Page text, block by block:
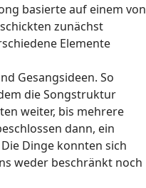
basierte auf einem von
zunächst
Elemente
Gesangsideen. So
die Songstruktur
weiter, bis mehrere
dann, ein
Dinge konnten sich
weder beschränkt noch